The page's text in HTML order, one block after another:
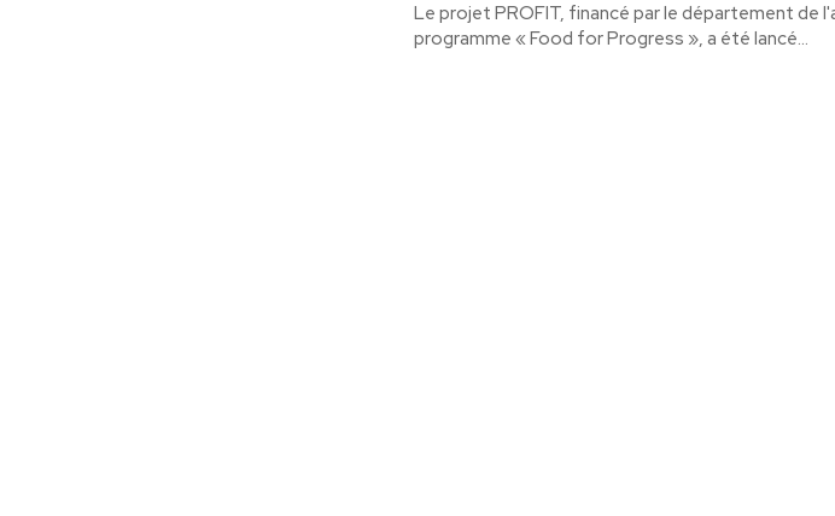
Le projet PROFIT, financé par le département de
programme « Food for Progress », a été lancé...